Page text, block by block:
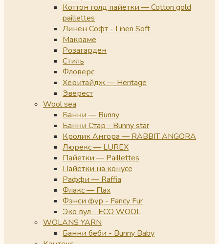
Коттон голд пайетки — Cotton gold
paillettes
Линен Софт - Linen Soft
Макраме
Розагарден
Стиль
Фловерс
Херитайдж — Heritage
Эверест
Wool sea
Банни — Bunny
Банни Стар - Bunny star
Кролик Ангора — RABBIT ANGORA
Люрекс — LUREX
Пайетки — Paillettes
Пайетки на конусе
Раффи — Raffia
Флакс — Flax
Фэнси фур - Fancy Fur
Эко вул - ECO WOOL
WOLANS YARN
Банни беби - Bunny Baby